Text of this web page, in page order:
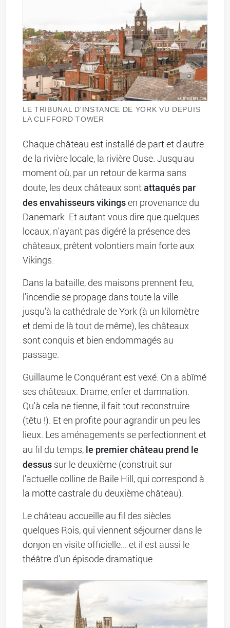
LE TRIBUNAL D'INSTANCE DE YORK VU DEPUIS
LA CLIFFORD TOWER
Chaque château est installé de part et d'autre
de la rivière locale, la rivière Ouse. Jusqu'au
moment où, par un retour de karma sans
doute, les deux châteaux sontattaqués par
des envahisseurs vikingsen provenance du
Danemark. Et autant vous dire que quelques
locaux, n'ayant pas digéré la présence des
châteaux, prêtent volontiers main forte aux
Vikings.
Dans la bataille, des maisons prennent feu,
l'incendie se propage dans toute la ville
jusqu'à la cathédrale de York (à un kilomètre
et demi de là tout de même), les châteaux
sont conquis et bien endommagés au
passage.
Guillaume le Conquérant est vexé. On a abîmé
ses châteaux. Drame, enfer et damnation.
Qu'à cela ne tienne, il fait tout reconstruire
(têtu !). Et en profite pour agrandir un peu les
lieux. Les aménagements se perfectionnent et
au fil du temps, le premier château prend le
dessus sur le deuxième (construit sur
l'actuelle colline de Baile Hill, qui correspond à
la motte castrale du deuxième château).
Le château accueille au fil des siècles
quelques Rois, qui viennent séjourner dans le
donjon en visite officielle... et il est aussi le
théâtre d'un épisode dramatique.